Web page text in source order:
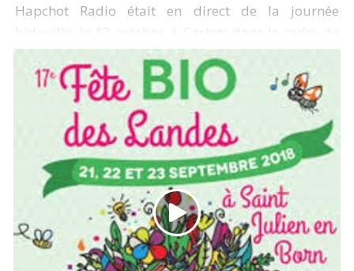
Hapchot Radio était en direct de la journée
bidouille, le 13 octobre, à Castets dans le cadre de
l'événement landes demain.
Au programme, des interviews des acteur.ices
présent.e.s lors de cette journée (Fab Lab de
Soustons, Cyrielle Branco - Zéro Déchet, Urgence
Climatique...)